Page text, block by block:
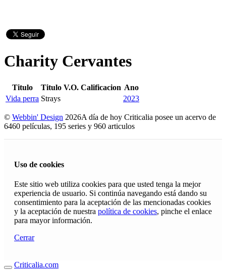
Charity Cervantes
Titulo Titulo V.O. Calificacion Ano
Vida perra Strays 2023
© Webbin' Design 2026A día de hoy Criticalia posee un acervo de
6460 películas, 195 series y 960 articulos
Uso de cookies
Este sitio web utiliza cookies para que usted tenga la mejor
experiencia de usuario. Si continúa navegando está dando su
consentimiento para la aceptación de las mencionadas cookies
y la aceptación de nuestra política de cookies, pinche el enlace
para mayor información.
Cerrar
Criticalia.com